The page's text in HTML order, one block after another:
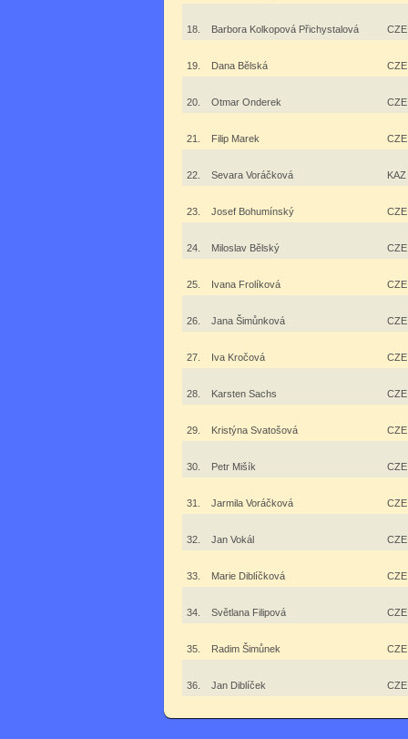
18. Barbora Kolkopová Přichystalová CZE
19. Dana Bělská CZE
20. Otmar Onderek CZE
21. Filip Marek CZE
22. Sevara Voráčková KAZ
23. Josef Bohumínský CZE
24. Miloslav Bělský CZE
25. Ivana Frolíková CZE
26. Jana Šimůnková CZE
27. Iva Kročová CZE
28. Karsten Sachs CZE
29. Kristýna Svatošová CZE
30. Petr Mišík CZE
31. Jarmila Voráčková CZE
32. Jan Vokál CZE
33. Marie Diblíčková CZE
34. Světlana Filipová CZE
35. Radim Šimůnek CZE
36. Jan Diblíček CZE